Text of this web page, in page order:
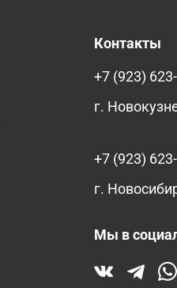
Контакты
+7 (923)
г.
+7 (923)
г.
Мы в